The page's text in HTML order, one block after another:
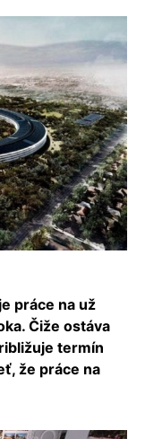
práce na už
Čiže ostáva
termín
že práce na